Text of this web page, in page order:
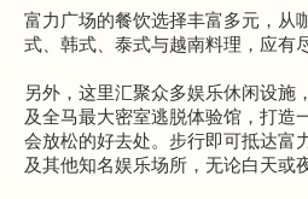
富力广场的餐饮选择丰富多元，从
式、韩式、泰式与越南料理，应有
另外，这里汇聚众多娱乐休闲设施
及全马最大密室逃脱体验馆，打造
会放松的好去处。步行即可抵达富
及其他知名娱乐场所，无论白天或